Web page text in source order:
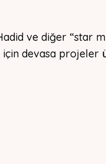
ve diğer “star
devasa projeler